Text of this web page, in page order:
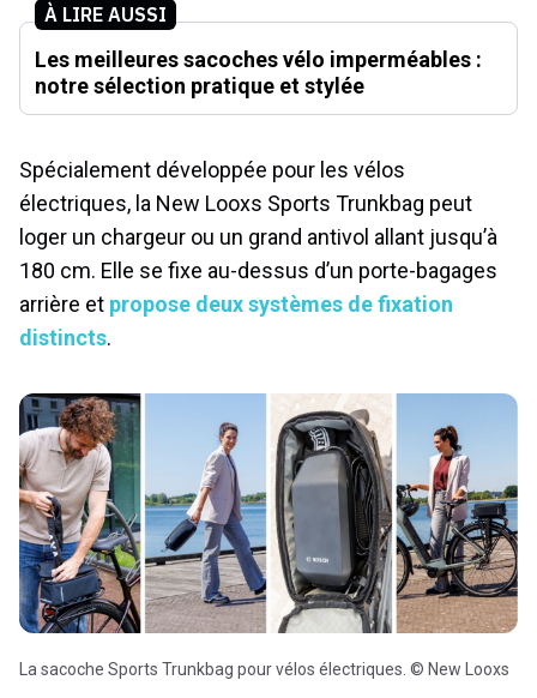
À LIRE AUSSI
Les meilleures sacoches vélo imperméables :
notre sélection pratique et stylée
Spécialement développée pour les vélos
électriques, la New Looxs Sports Trunkbag peut
loger un chargeur ou un grand antivol allant jusqu’à
180 cm. Elle se fixe au-dessus d’un porte-bagages
arrière et propose deux systèmes de fixation
distincts.
La sacoche Sports Trunkbag pour vélos électriques. © New Looxs